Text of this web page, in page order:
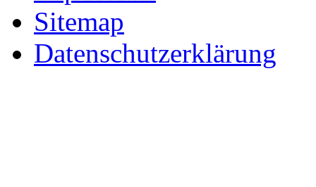
Sitemap
Datenschutzerklärung